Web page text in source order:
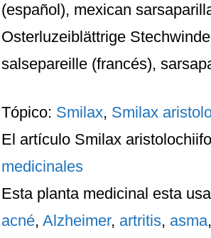
(español), mexican
Osterluzeiblättrige
salsepareille (francés),
Tópico: Smilax, Smilax
El artículo Smilax
medicinales
Esta planta medicinal esta
acné, Alzheimer, artritis, asma,